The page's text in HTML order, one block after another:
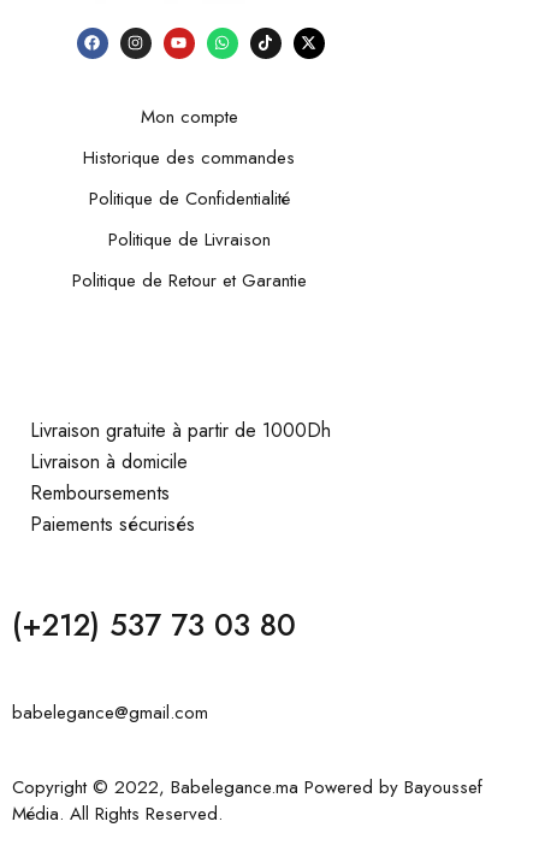
Mon compte
Historique des commandes
Politique de Confidentialité
Politique de Livraison
Politique de Retour et Garantie
Livraison gratuite à partir de 1000Dh
Livraison à domicile
Remboursements
Paiements sécurisés
(+212) 537 73 03 80
babelegance@gmail.com
Copyright © 2022, Babelegance.ma Powered by Bayoussef
Média. All Rights Reserved.